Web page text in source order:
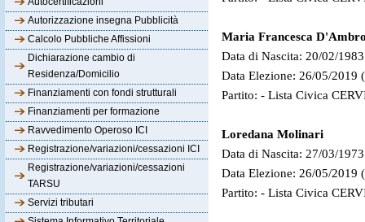
Autorizzazione insegna Pubblicità
Calcolo Pubbliche Affissioni
Dichiarazione cambio di
Residenza/Domicilio
Finanziamenti con fondi strutturali
Finanziamenti per formazione
Ravvedimento Operoso ICI
Registrazione/variazioni/cessazioni ICI
Registrazione/variazioni/cessazioni
TARSU
Servizi tributari
Maria Francesca
Data di Nascita: 20/02/
Data Elezione: 26/05/2019
Partito: - Lista Civica
Loredana Molinari
Data di Nascita: 27/03/
Data Elezione: 26/05/2019
Partito: - Lista Civica